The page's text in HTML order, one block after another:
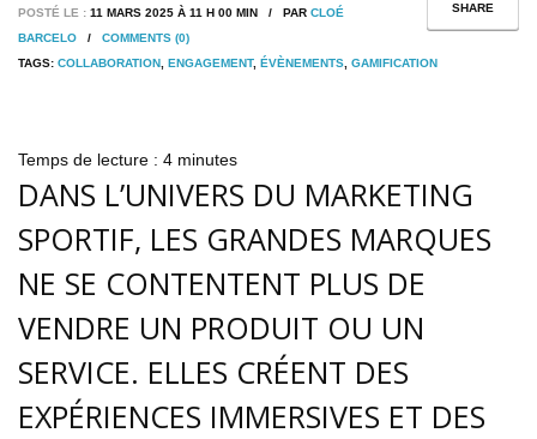
SHARE
POSTÉ LE : 11 MARS 2025 À 11 H 00 MIN / PAR CLOÉ
BARCELO / COMMENTS (0)
TAGS: COLLABORATION, ENGAGEMENT, ÉVÈNEMENTS, GAMIFICATION
Temps de lecture : 4 minutes
DANS L’UNIVERS DU MARKETING
SPORTIF, LES GRANDES MARQUES
NE SE CONTENTENT PLUS DE
VENDRE UN PRODUIT OU UN
SERVICE. ELLES CRÉENT DES
EXPÉRIENCES IMMERSIVES ET DES